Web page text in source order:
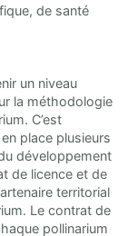
de santé
un niveau
la méthodologie
C’est
place plusieurs
développement
de licence et de
territorial
Le contrat de
pollinarium